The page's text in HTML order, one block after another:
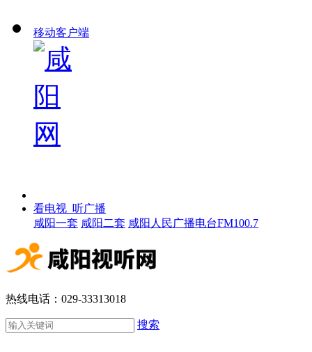
移动客户端
看电视 听广播
咸阳一套 咸阳二套 咸阳人民广播电台FM100.7
热线电话：029-33313018
搜索